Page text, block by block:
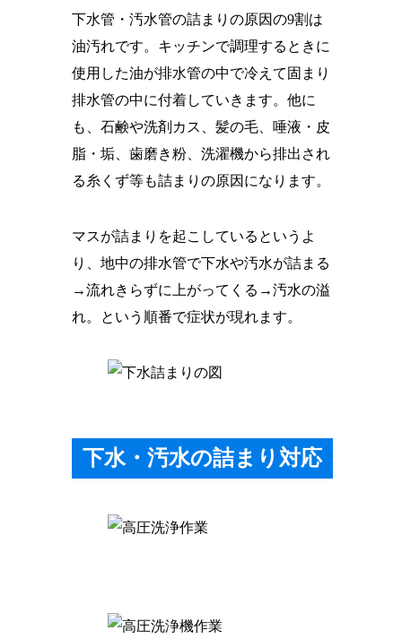
下水管・汚水管の詰まりの原因の9割は
油汚れです。キッチンで調理するときに
使用した油が排水管の中で冷えて固まり
排水管の中に付着していきます。他に
も、石鹸や洗剤カス、髪の毛、唾液・皮
脂・垢、歯磨き粉、洗濯機から排出され
る糸くず等も詰まりの原因になります。
マスが詰まりを起こしているというよ
り、地中の排水管で下水や汚水が詰まる
→流れきらずに上がってくる→汚水の溢
れ。という順番で症状が現れます。
下水・汚水の詰まり対応